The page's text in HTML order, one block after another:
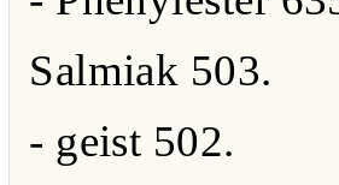
Salmiak 503.
- geist 502.